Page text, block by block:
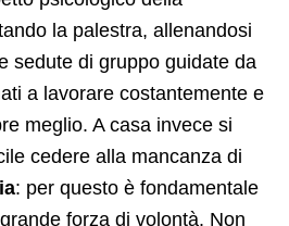
la palestra, allenandosi
sedute di gruppo guidate da
a lavorare costantemente e
meglio. A casa invece si
cedere alla mancanza di
: per questo è fondamentale
forza di volontà. Non